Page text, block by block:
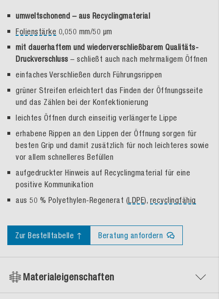
umweltschonend – aus Recyclingmaterial
Folienstärke 0,050 mm/50 µm
mit dauerhaftem und wiederverschließbarem Qualitäts-
Druckverschluss – schließt auch nach mehrmaligem Öffnen
einfaches Verschließen durch Führungsrippen
grüner Streifen erleichtert das Finden der Öffnungsseite
und das Zählen bei der Konfektionierung
leichtes Öffnen durch einseitig verlängerte Lippe
erhabene Rippen an den Lippen der Öffnung sorgen für
besten Grip und damit zusätzlich für noch leichteres sowie
vor allem schnelleres Befüllen
aufgedruckter Hinweis auf Recyclingmaterial für eine
positive Kommunikation
aus 50 % Polyethylen-Regenerat (LDPE), recyclingfähig
Zur Bestelltabelle ↑ Beratung anfordern
Materialeigenschaften